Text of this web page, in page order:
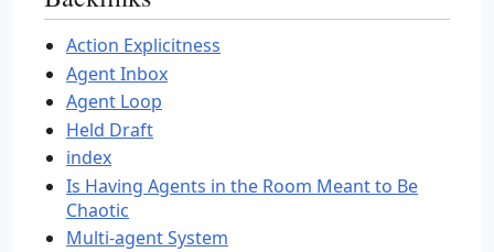
Action Explicitness
Agent Inbox
Agent Loop
Held Draft
index
Is Having Agents in the Room Meant to Be
Chaotic
Multi-agent System